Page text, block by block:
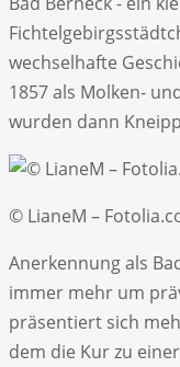
wechselhafte
1857 als Molken-
wurden dann
© LianeM –
Anerkennung als
immer mehr um
präsentiert sich
dem die Kur zu